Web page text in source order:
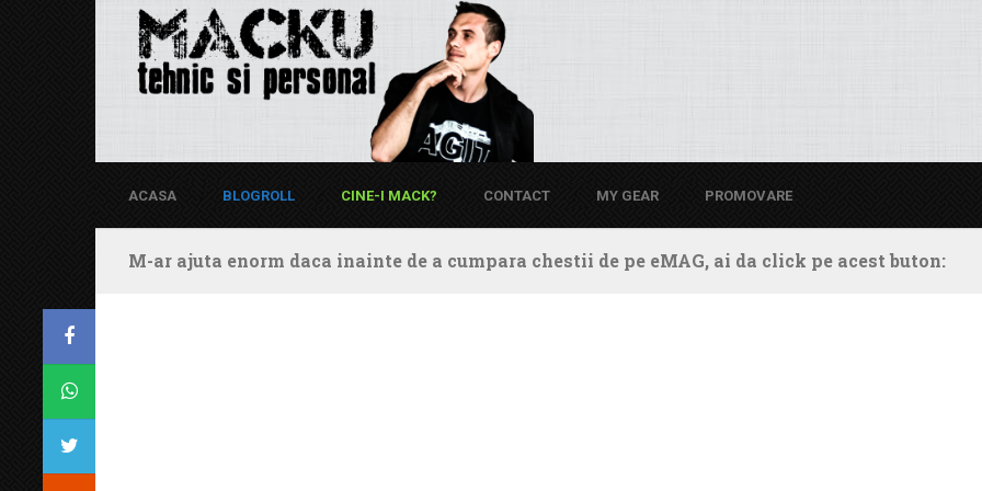
ACASA BLOGROLL CINE-I MACK? CONTACT MY GEAR PROMOVARE
M-ar ajuta enorm daca inainte de a cumpara chestii de pe eMAG, ai da click pe acest buton: